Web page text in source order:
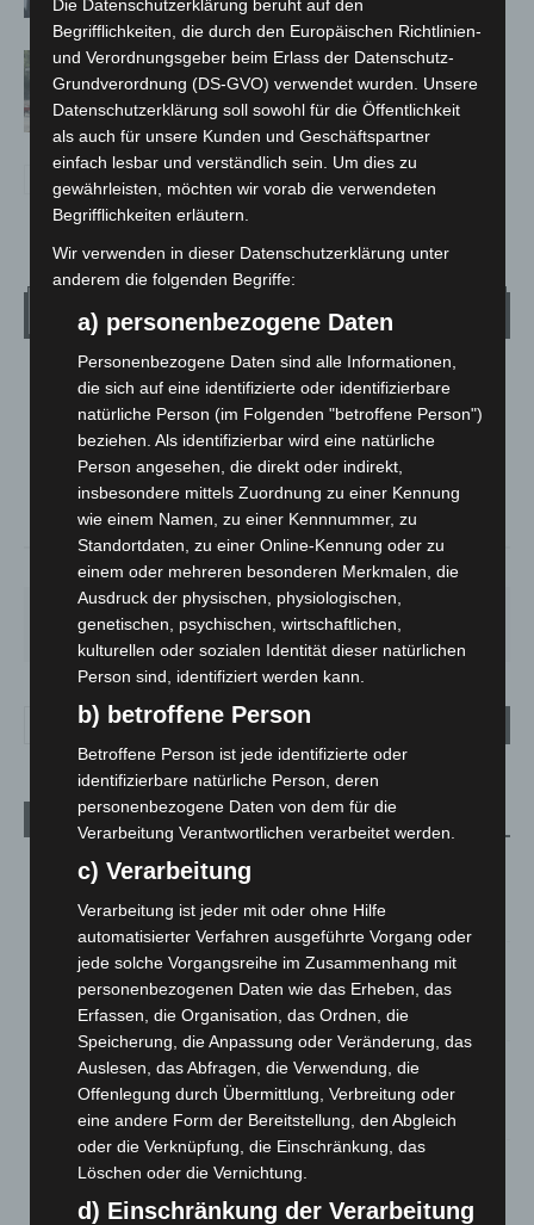
Gasleitung bei McDonald’s-Umbau in
Langenhagen beschädigt
LANGENHAGEN
Klarer Himmel
22° C 24.4 °
21.6°
51% 2.2m/s 5%
27°
SO.
34°
MO.
28 ° 22°
Aktuelle Beiträge
Kunst trifft Weingenuss: Barbara-Susann Mehring zeigt ihre
Werke im Jacques’ Wein-Depot Isernhagen
8. August 2026
A2: Zweite Turbobaustelle startet zwischen Hannover-West
und Bothfeld
8. August 2026
Niedersachsen: Feuerwehrkräfte kehren nach
Waldbrandeinsatz aus Spanien zurück
7. August 2026
Hannover: Erste Tigermücken-Population in Niedersachsen
7. August 2026
Die Datenschutzerklärung beruht auf den
Begrifflichkeiten, die durch den Europäischen Richtlinien-
und Verordnungsgeber beim Erlass der Datenschutz-
Grundverordnung (DS-GVO) verwendet wurden. Unsere
Datenschutzerklärung soll sowohl für die Öffentlichkeit
als auch für unsere Kunden und Geschäftspartner
einfach lesbar und verständlich sein. Um dies zu
gewährleisten, möchten wir vorab die verwendeten
Begrifflichkeiten erläutern.
Wir verwenden in dieser Datenschutzerklärung unter
anderem die folgenden Begriffe:
a) personenbezogene Daten
Personenbezogene Daten sind alle Informationen,
die sich auf eine identifizierte oder identifizierbare
natürliche Person (im Folgenden "betroffene Person")
beziehen. Als identifizierbar wird eine natürliche
Person angesehen, die direkt oder indirekt,
insbesondere mittels Zuordnung zu einer Kennung
wie einem Namen, zu einer Kennnummer, zu
Standortdaten, zu einer Online-Kennung oder zu
einem oder mehreren besonderen Merkmalen, die
Ausdruck der physischen, physiologischen,
genetischen, psychischen, wirtschaftlichen,
kulturellen oder sozialen Identität dieser natürlichen
Person sind, identifiziert werden kann.
b) betroffene Person
Betroffene Person ist jede identifizierte oder
identifizierbare natürliche Person, deren
personenbezogene Daten von dem für die
Verarbeitung Verantwortlichen verarbeitet werden.
c) Verarbeitung
Verarbeitung ist jeder mit oder ohne Hilfe
automatisierter Verfahren ausgeführte Vorgang oder
jede solche Vorgangsreihe im Zusammenhang mit
personenbezogenen Daten wie das Erheben, das
Erfassen, die Organisation, das Ordnen, die
Speicherung, die Anpassung oder Veränderung, das
Auslesen, das Abfragen, die Verwendung, die
Offenlegung durch Übermittlung, Verbreitung oder
eine andere Form der Bereitstellung, den Abgleich
oder die Verknüpfung, die Einschränkung, das
Löschen oder die Vernichtung.
d) Einschränkung der Verarbeitung